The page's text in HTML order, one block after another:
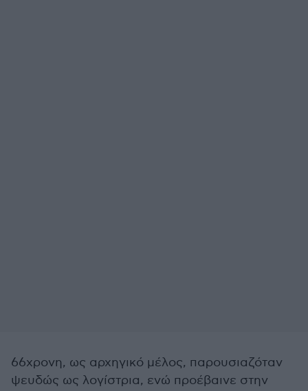
66χρονη, ως αρχηγικό μέλος, παρουσιαζόταν
ψευδώς ως λογίστρια, ενώ προέβαινε στην